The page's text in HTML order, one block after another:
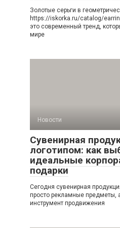
Золотые серьги в
https://iskorka.ru/catalog/
это современный тренд,
мире
Новости
Сувенирная
логотипом: как
идеальные
подарки
Сегодня сувенирная
просто рекламные предметы,
инструмент продвижения